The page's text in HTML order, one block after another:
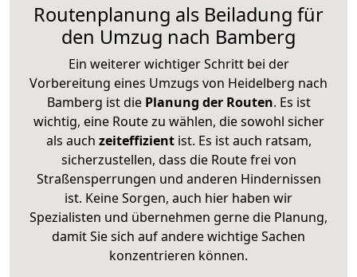
Routenplanung als Beiladung für
den Umzug nach Bamberg
Ein weiterer wichtiger Schritt bei der
Vorbereitung eines Umzugs von Heidelberg nach
Bamberg ist diePlanung der Routen. Es ist
wichtig, eine Route zu wählen, die sowohl sicher
als auch zeiteffizientist. Es ist auch ratsam,
sicherzustellen, dass die Route frei von
Straßensperrungen und anderen Hindernissen
ist. Keine Sorgen, auch hier haben wir
Spezialisten und übernehmen gerne die Planung,
damit Sie sich auf andere wichtige Sachen
konzentrieren können.